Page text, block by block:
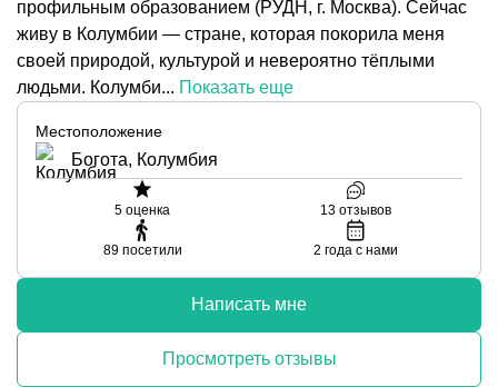
профильным образованием (РУДН, г. Москва). Сейчас
живу в Колумбии — стране, которая покорила меня
своей природой, культурой и невероятно тёплыми
людьми. Колумби... Показать еще
Местоположение
Богота, Колумбия
5 оценка 13 отзывов
89 посетили 2 года с нами
Написать мне
Просмотреть отзывы